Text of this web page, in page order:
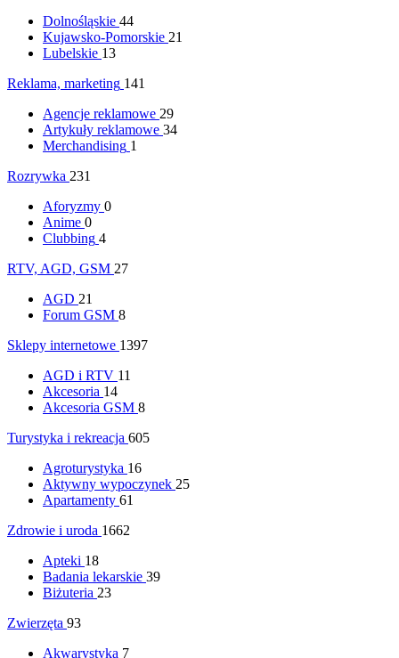
Dolnośląskie 44
Kujawsko-Pomorskie 21
Lubelskie 13
Reklama, marketing 141
Agencje reklamowe 29
Artykuły reklamowe 34
Merchandising 1
Rozrywka 231
Aforyzmy 0
Anime 0
Clubbing 4
RTV, AGD, GSM 27
AGD 21
Forum GSM 8
Sklepy internetowe 1397
AGD i RTV 11
Akcesoria 14
Akcesoria GSM 8
Turystyka i rekreacja 605
Agroturystyka 16
Aktywny wypoczynek 25
Apartamenty 61
Zdrowie i uroda 1662
Apteki 18
Badania lekarskie 39
Biżuteria 23
Zwierzęta 93
Akwarystyka 7